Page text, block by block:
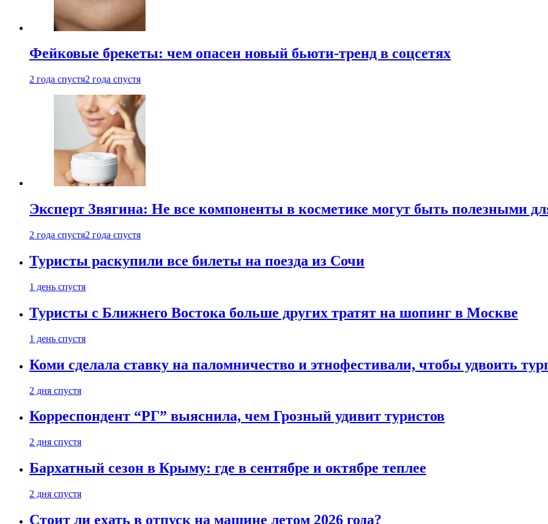
Фейковые брекеты: чем опасен новый бьюти-тренд в соцсетях
2 года спустя2 года спустя
Эксперт Звягина: Не все компоненты в косметике могут быть полезными
2 года спустя2 года спустя
Туристы раскупили все билеты на поезда из Сочи
1 день спустя
Туристы с Ближнего Востока больше других тратят на шопинг в Москве
1 день спустя
Коми сделала ставку на паломничество и этнофестивали, чтобы удвоить
2 дня спустя
Корреспондент “РГ” выяснила, чем Грозный удивит туристов
2 дня спустя
Бархатный сезон в Крыму: где в сентябре и октябре теплее
2 дня спустя
Стоит ли ехать в отпуск на машине летом 2026 года?